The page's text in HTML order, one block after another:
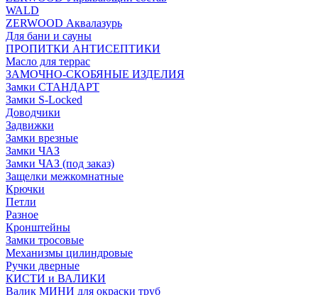
WALD
ZERWOOD Аквалазурь
Для бани и сауны
ПРОПИТКИ АНТИСЕПТИКИ
Масло для террас
ЗАМОЧНО-СКОБЯНЫЕ ИЗДЕЛИЯ
Замки СТАНДАРТ
Замки S-Locked
Доводчики
Задвижки
Замки врезные
Замки ЧАЗ
Замки ЧАЗ (под заказ)
Защелки межкомнатные
Крючки
Петли
Разное
Кронштейны
Замки тросовые
Механизмы цилиндровые
Ручки дверные
КИСТИ и ВАЛИКИ
Валик МИНИ для окраски труб